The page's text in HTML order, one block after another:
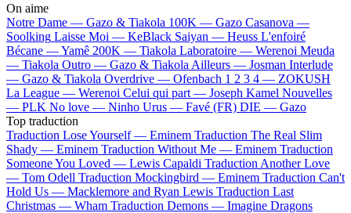
On aime
Notre Dame — Gazo & Tiakola 100K — Gazo Casanova —
Soolking Laisse Moi — KeBlack Saiyan — Heuss L'enfoiré
Bécane —Yamê 200K — Tiakola Laboratoire — Werenoi Meuda
— Tiakola Outro — Gazo & Tiakola Ailleurs — Josman Interlude
— Gazo & Tiakola Overdrive — Ofenbach 1 2 3 4 — ZOKUSH
La League — Werenoi Celui qui part — Joseph Kamel Nouvelles
— PLK No love — Ninho Urus — Favé (FR) DIE — Gazo
Top traduction
Traduction Lose Yourself — Eminem Traduction The Real Slim
Shady — Eminem Traduction Without Me — Eminem Traduction
Someone You Loved — Lewis Capaldi Traduction Another Love
— Tom Odell Traduction Mockingbird — Eminem Traduction Can't
Hold Us — Macklemore and Ryan Lewis Traduction Last
Christmas — Wham Traduction Demons — Imagine Dragons